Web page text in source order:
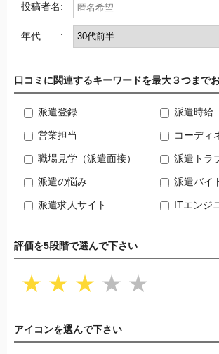
投稿者名:
年代 :
口コミに関連するキーワードを最大３つまで
派遣登録 派遣時給
営業担当 コーディ
職場見学（派遣面接） 派遣トラ
派遣の悩み 派遣バイ
派遣求人サイト ITエンジ
評価を5段階で選んで下さい
★ ★ ★ ★ ★
アイコンを選んで下さい